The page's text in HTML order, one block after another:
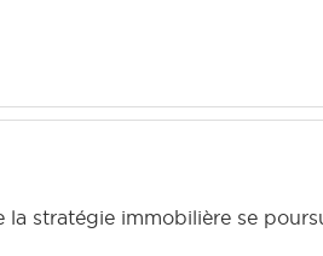
stratégie immobilière se